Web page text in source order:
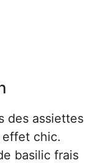
des assiettes
chic.
basilic frais